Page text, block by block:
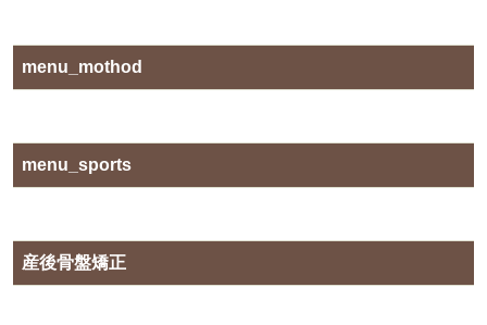
menu_mothod
menu_sports
産後骨盤矯正